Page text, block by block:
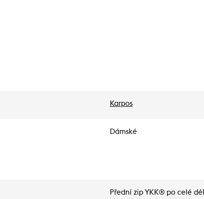
Karpos
Dámské
Přední zip YKK® po celé